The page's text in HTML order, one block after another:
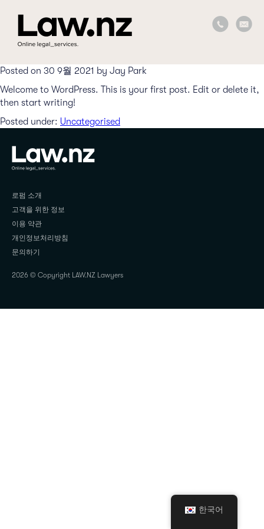
Posted on 30 9월 2021 by Jay Park
Welcome to WordPress. This is your first post. Edit or delete it,
then start writing!
Posted under: Uncategorised
로펌 소개
고객을 위한 정보
이용 약관
개인정보처리방침
문의하기
2026 © Copyright LAW.NZ Lawyers
한국어